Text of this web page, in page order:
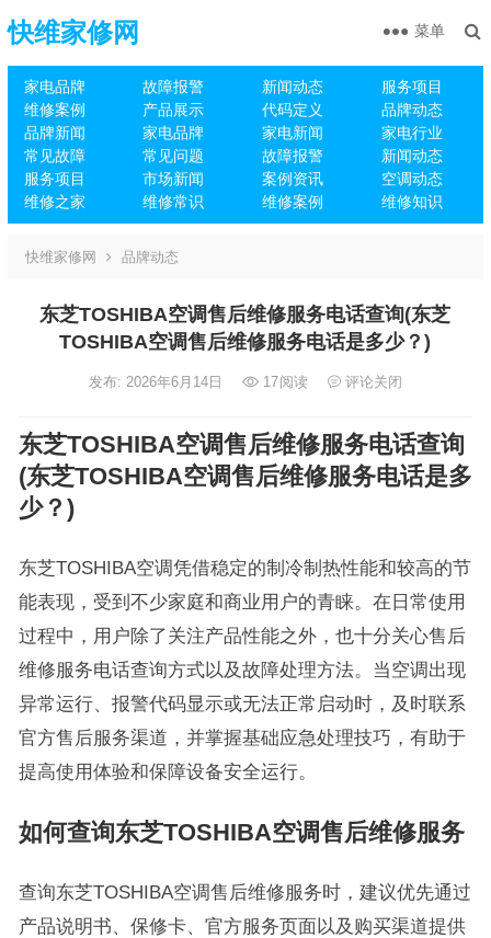
快维家修网
家电品牌 故障报警 新闻动态
服务项目
维修案例
产品展示 代码定义
品牌动态
品牌新闻
家电品牌 家电新闻
家电行业
常见故障
常见问题 故障报警
新闻动态
服务项目
市场新闻 案例资讯
空调动态
维修之家
维修常识 维修案例 维修知识
菜单
快维家修网 品牌动态
东芝TOSHIBA空调售后维修服务电话查询(东芝
TOSHIBA空调售后维修服务电话是多少？)
发布: 2026年6月14日 17阅读 评论关闭
东芝TOSHIBA空调售后维修服务电话查询
(东芝TOSHIBA空调售后维修服务电话是多
少？)
东芝TOSHIBA空调凭借稳定的制冷制热性能和较高的节
能表现，受到不少家庭和商业用户的青睐。在日常使用
过程中，用户除了关注产品性能之外，也十分关心售后
维修服务电话查询方式以及故障处理方法。当空调出现
异常运行、报警代码显示或无法正常启动时，及时联系
官方售后服务渠道，并掌握基础应急处理技巧，有助于
提高使用体验和保障设备安全运行。
如何查询东芝TOSHIBA空调售后维修服务
查询东芝TOSHIBA空调售后维修服务时，建议优先通过
产品说明书、保修卡、官方服务页面以及购买渠道提供